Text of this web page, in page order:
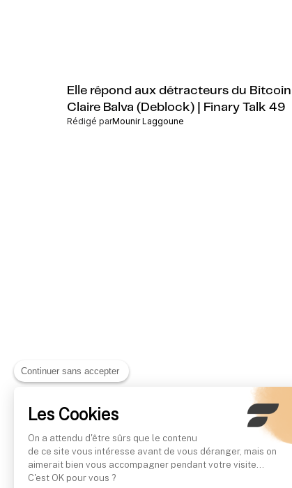
Continuer sans accepter
Les Cookies
On a attendu d'être sûrs que le contenu
de ce site vous intéresse avant de vous déranger, mais on
aimerait bien vous accompagner pendant votre visite...
C'est OK pour vous ?
Elle répond aux détracteurs du Bitcoin |
Claire Balva (Deblock) | Finary Talk 49
Rédigé parMounir Laggoune